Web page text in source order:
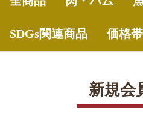
SDGs関連商品 価格帯
新規会